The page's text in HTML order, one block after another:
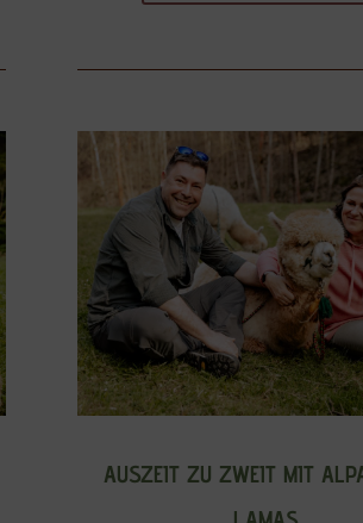
AUSZEIT ZU ZWEIT MIT